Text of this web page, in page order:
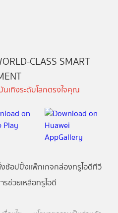
CLASS SMART
เทิงระดับโลกตรงใจคุณ
ช้อปปิ้งแพ็กเกจกล่องทรูไอดีทีวี
รช่วยเหลือทรูไอดี